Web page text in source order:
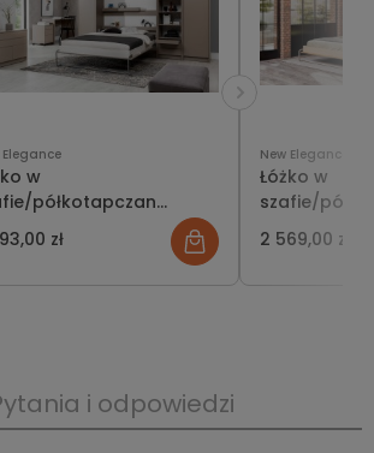
Elegance
w
półkotapczan
120x200 |
z
zł
New Elegance
Łóżko w
szafie/
pionowy
120x200 |
2 569,00 zł
i odpowiedzi